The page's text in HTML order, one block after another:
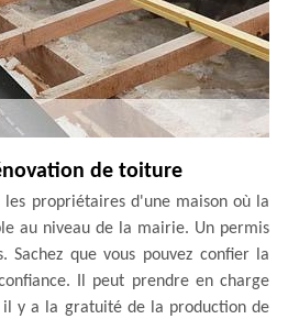
de toiture
propriétaires d'une maison où la
au niveau de la mairie. Un permis
que vous pouvez confier la
Il peut prendre en charge
il y a la gratuité de la production de